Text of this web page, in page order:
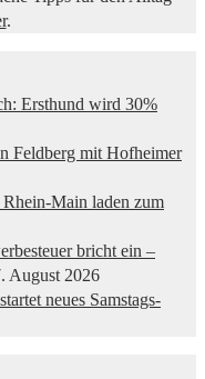
.
Ersthund wird 30%
Feldberg mit Hofheimer
Main laden zum
bricht ein –
August 2026
neues Samstags-